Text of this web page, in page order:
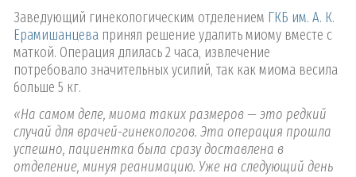
Заведующий гинекологическим отделением ГКБ им. А. К.
Ерамишанцева принял решение удалить миому вместе с
маткой. Операция длилась 2 часа, извлечение
потребовало значительных усилий, так как миома весила
больше 5 кг.
«На самом деле, миома таких размеров — это редкий
случай для врачей-гинекологов. Эта операция прошла
успешно, пациентка была сразу доставлена в
отделение, минуя реанимацию. Уже на следующий день